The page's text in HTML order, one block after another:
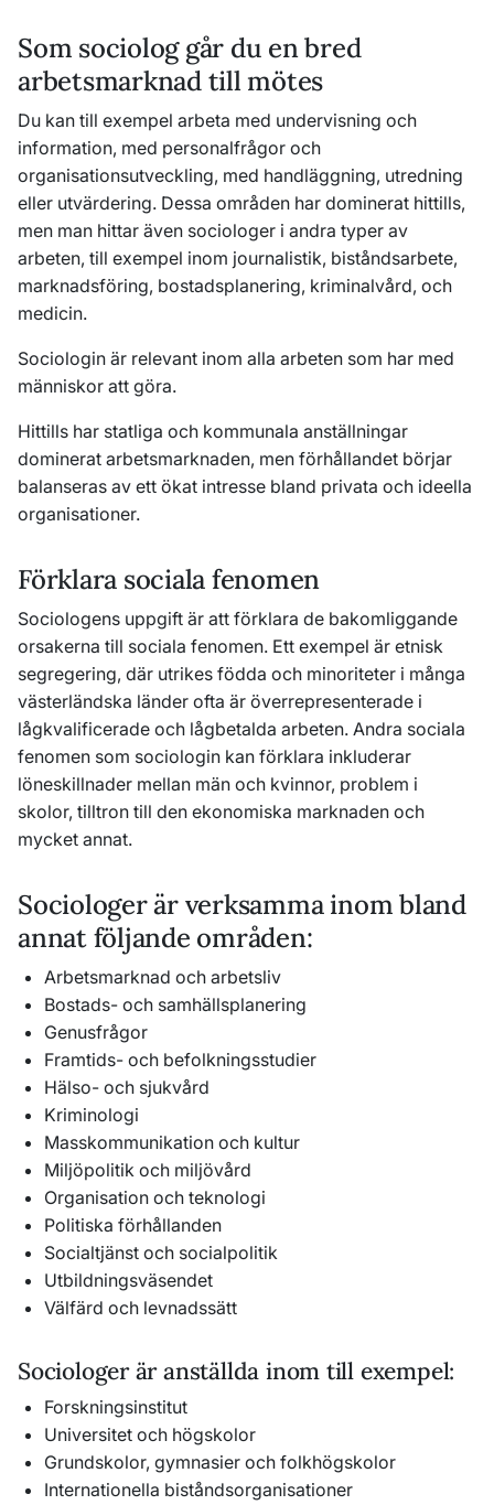
Som sociolog går du en bred
arbetsmarknad till mötes
Du kan till exempel arbeta med undervisning och
information, med personalfrågor och
organisationsutveckling, med handläggning, utredning
eller utvärdering. Dessa områden har dominerat hittills,
men man hittar även sociologer i andra typer av
arbeten, till exempel inom journalistik, biståndsarbete,
marknadsföring, bostadsplanering, kriminalvård, och
medicin.
Sociologin är relevant inom alla arbeten som har med
människor att göra.
Hittills har statliga och kommunala anställningar
dominerat arbetsmarknaden, men förhållandet börjar
balanseras av ett ökat intresse bland privata och ideella
organisationer.
Förklara sociala fenomen
Sociologens uppgift är att förklara de bakomliggande
orsakerna till sociala fenomen. Ett exempel är etnisk
segregering, där utrikes födda och minoriteter i många
västerländska länder ofta är överrepresenterade i
lågkvalificerade och lågbetalda arbeten. Andra sociala
fenomen som sociologin kan förklara inkluderar
löneskillnader mellan män och kvinnor, problem i
skolor, tilltron till den ekonomiska marknaden och
mycket annat.
Sociologer är verksamma inom bland
annat följande områden:
Arbetsmarknad och arbetsliv
Bostads- och samhällsplanering
Genusfrågor
Framtids- och befolkningsstudier
Hälso- och sjukvård
Kriminologi
Masskommunikation och kultur
Miljöpolitik och miljövård
Organisation och teknologi
Politiska förhållanden
Socialtjänst och socialpolitik
Utbildningsväsendet
Välfärd och levnadssätt
Sociologer är anställda inom till exempel:
Forskningsinstitut
Universitet och högskolor
Grundskolor, gymnasier och folkhögskolor
Internationella biståndsorganisationer